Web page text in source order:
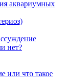
аквариумных
нет?
или что такое